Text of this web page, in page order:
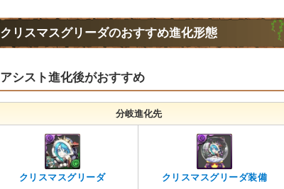
クリスマスグリーダのおすすめ進化形態
アシスト進化後がおすすめ
分岐進化先
クリスマスグリーダ クリスマスグリーダ装備